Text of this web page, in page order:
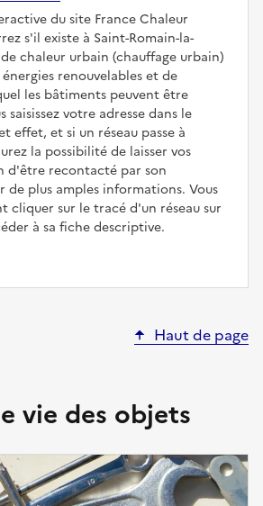
du site France Chaleur
s'il existe à Saint-Romain-la-
chaleur urbain (chauffage urbain)
renouvelables et de
les bâtiments peuvent être
saisissez votre adresse dans le
effet, et si un réseau passe à
la possibilité de laisser vos
d'être recontacté par son
de plus amples informations. Vous
cliquer sur le tracé d'un réseau sur
à sa fiche descriptive.
Haut de page
vie des objets